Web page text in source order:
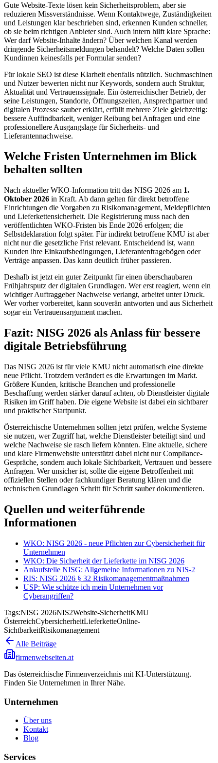
Gute Website-Texte lösen kein Sicherheitsproblem, aber sie
reduzieren Missverständnisse. Wenn Kontaktwege, Zuständigkeiten
und Leistungen klar beschrieben sind, erkennen Kunden schneller,
ob sie beim richtigen Anbieter sind. Auch intern hilft klare Sprache:
Wer darf Website-Inhalte ändern? Über welchen Kanal werden
dringende Sicherheitsmeldungen behandelt? Welche Daten sollen
Kundinnen keinesfalls per Formular senden?
Für lokale SEO ist diese Klarheit ebenfalls nützlich. Suchmaschinen
und Nutzer bewerten nicht nur Keywords, sondern auch Struktur,
Aktualität und Vertrauenssignale. Ein österreichischer Betrieb, der
seine Leistungen, Standorte, Öffnungszeiten, Ansprechpartner und
digitalen Prozesse sauber erklärt, erfüllt mehrere Ziele gleichzeitig:
bessere Auffindbarkeit, weniger Reibung bei Anfragen und eine
professionellere Ausgangslage für Sicherheits- und
Lieferantennachweise.
Welche Fristen Unternehmen im Blick
behalten sollten
Nach aktueller WKO-Information tritt das NISG 2026 am 1.
Oktober 2026 in Kraft. Ab dann gelten für direkt betroffene
Einrichtungen die Vorgaben zu Risikomanagement, Meldepflichten
und Lieferkettensicherheit. Die Registrierung muss nach den
veröffentlichten WKO-Fristen bis Ende 2026 erfolgen; die
Selbstdeklaration folgt später. Für indirekt betroffene KMU ist aber
nicht nur die gesetzliche Frist relevant. Entscheidend ist, wann
Kunden ihre Einkaufsbedingungen, Lieferantenfragebögen oder
Verträge anpassen. Das kann deutlich früher passieren.
Deshalb ist jetzt ein guter Zeitpunkt für einen überschaubaren
Frühjahrsputz der digitalen Grundlagen. Wer erst reagiert, wenn ein
wichtiger Auftraggeber Nachweise verlangt, arbeitet unter Druck.
Wer vorher vorbereitet, kann souverän antworten und aus Sicherheit
sogar ein Vertrauensargument machen.
Fazit: NISG 2026 als Anlass für bessere
digitale Betriebsführung
Das NISG 2026 ist für viele KMU nicht automatisch eine direkte
neue Pflicht. Trotzdem verändert es die Erwartungen im Markt.
Größere Kunden, kritische Branchen und professionelle
Beschaffung werden stärker darauf achten, ob Dienstleister digitale
Risiken im Griff haben. Die eigene Website ist dabei ein sichtbarer
und praktischer Startpunkt.
Österreichische Unternehmen sollten jetzt prüfen, welche Systeme
sie nutzen, wer Zugriff hat, welche Dienstleister beteiligt sind und
welche Nachweise sie rasch liefern könnten. Eine aktuelle, sichere
und klare Firmenwebsite unterstützt dabei nicht nur Compliance-
Gespräche, sondern auch lokale Sichtbarkeit, Vertrauen und bessere
Anfragen. Wer unsicher ist, sollte die eigene Betroffenheit mit
offiziellen Stellen oder fachkundiger Beratung klären und die
technischen Grundlagen Schritt für Schritt sauber dokumentieren.
Quellen und weiterführende
Informationen
WKO: NISG 2026 - neue Pflichten zur Cybersicherheit für
Unternehmen
WKO: Die Sicherheit der Lieferkette im NISG 2026
Anlaufstelle NISG: Allgemeine Informationen zu NIS-2
RIS: NISG 2026 § 32 Risikomanagementmaßnahmen
USP: Wie schütze ich mein Unternehmen vor
Cyberangriffen?
Tags:NISG 2026NIS2Website-SicherheitKMU
ÖsterreichCybersicherheitLieferketteOnline-
SichtbarkeitRisikomanagement
Alle Beiträge
firmenwebseiten.at
Das österreichische Firmenverzeichnis mit KI-Unterstützung.
Finden Sie Unternehmen in Ihrer Nähe.
Unternehmen
Über uns
Kontakt
Blog
Services